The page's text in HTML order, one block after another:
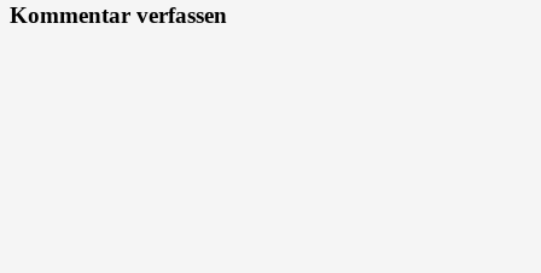
Kommentar verfassen